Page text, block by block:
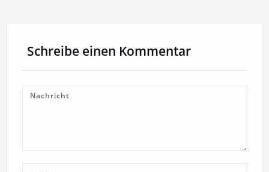
Schreibe einen Kommentar